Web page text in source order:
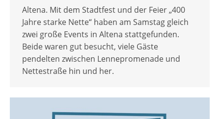
Altena. Mit dem Stadtfest und der Feier „400
Jahre starke Nette“ haben am Samstag gleich
zwei große Events in Altena stattgefunden.
Beide waren gut besucht, viele Gäste
pendelten zwischen Lennepromenade und
Nettestraße hin und her.